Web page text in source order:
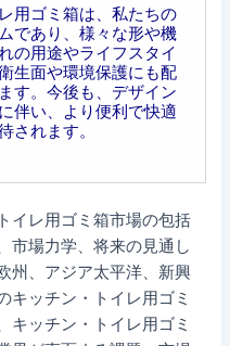
用ゴミ箱は、私たちの
であり、様々な形や機
の用途やライフスタイ
生面や環境保護にも配
す。今後も、デザイン
伴い、より便利で快適
されます。
イレ用ゴミ箱市場の包括
市場力学、将来の見通し
州、アジア太平洋、新興
キッチン・トイレ用ゴミ
キッチン・トイレ用ゴミ